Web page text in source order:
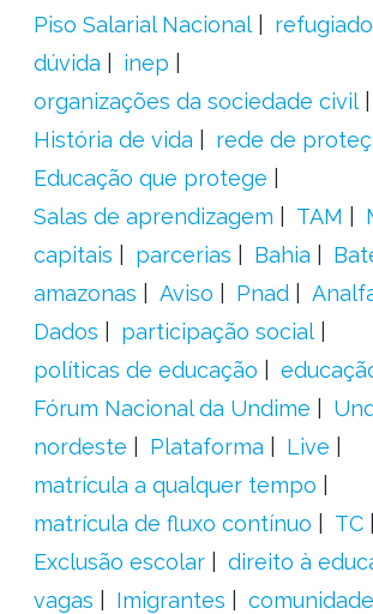
Piso Salarial Nacional
dúvida
inep
organizações da sociedade civil
História de vida
rede de
Educação que protege
Salas de aprendizagem
TAM
capitais
parcerias Bahia
amazonas
Aviso Pnad
Dados
participação social
políticas de educação
Fórum Nacional da Undime
nordeste
Plataforma
Live
matrícula a qualquer tempo
matrícula de fluxo contínuo
TC
Exclusão escolar
direito à
vagas
Imigrantes